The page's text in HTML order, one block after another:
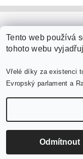
-->
Tento web používá
tohoto webu
Vřelé díky za existenci
Evropský parlament a
Odmítnout